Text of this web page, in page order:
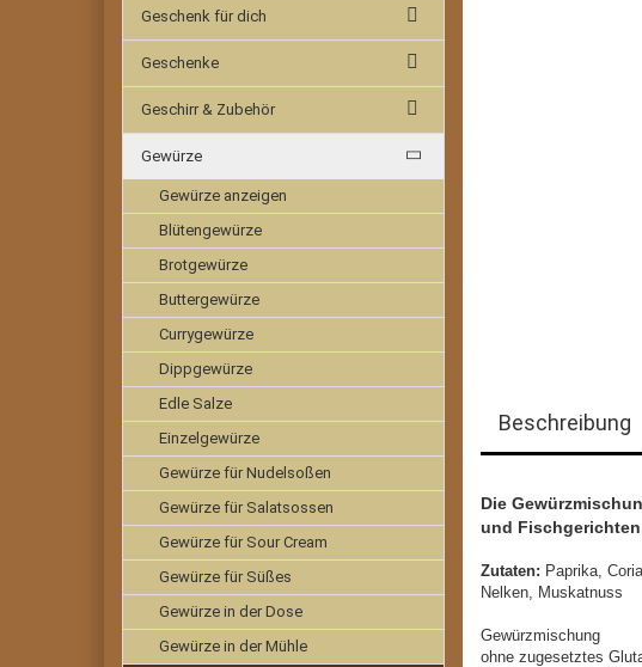
Beschreibung
Die
und
Zutaten: Paprika,
Nelken, Muskatnuss
Gewürzmischung
ohne zugesetztes
Geschenk für dich
Geschenke
Geschirr & Zubehör
Gewürze
Gewürze anzeigen
Blütengewürze
Brotgewürze
Buttergewürze
Currygewürze
Dippgewürze
Edle Salze
Einzelgewürze
Gewürze für Nudelsoßen
Gewürze für Salatsossen
Gewürze für Sour Cream
Gewürze für Süßes
Gewürze in der Dose
Gewürze in der Mühle